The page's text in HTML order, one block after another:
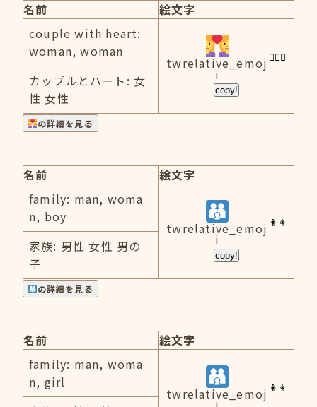
名前
絵文字
couple with heart:
woman, woman
twrelative_emoj
i
copy!
カップルとハート: 女
性 女性
の詳細を見る
名前
絵文字
family: man, woma
n, boy
twrelative_emoj
i
copy!
家族: 男性 女性 男の
子
の詳細を見る
名前
絵文字
family: man, woma
n, girl
twrelative_emoj